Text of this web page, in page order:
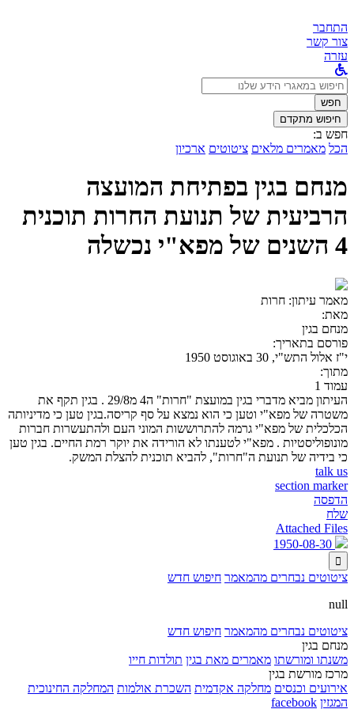
התחבר
צור קשר
עזרה
לחפש
ב:חפש
חיפוש מתקדם
חפש ב:
הכל מאמרים מלאים ציטוטים ארכיון
מנחם בגין בפתיחת המועצה
הרביעית של תנועת החרות תוכנית
4 השנים של מפא"י נכשלה
מאמר עיתון: חרות
מאת:
מנחם בגין
פורסם בתאריך:
י"ז אלול התש"י, 30 באוגוסט 1950
מתוך:
עמוד 1
העיתון מביא מדברי בגין במועצת "חרות" ה4 מ29/8 . בגין תקף את
משטרה של מפא"י וטען כי הוא נמצא על סף קריסה.בגין טען כי מדיניותה
הכלכלית של מפא"י גרמה להתרוששות המוני העם ולהתעשרות חברות
מונופוליסטיות . מפא"י לטענתו לא הורידה את יוקר רמת החיים. בגין טען
כי בידיה של תנועת ה"חרות", להביא תוכנית להצלת המשק.
talk us
section marker
הדפסה
שלח
Attached Files

ציטוטים נבחרים מהמאמר חיפוש חדש
null
ציטוטים נבחרים מהמאמר חיפוש חדש
מנחם בגין
משנתו ומורשתו מאמרים מאת בגין תולדות חייו
מרכז מורשת בגין
אירועים וכנסים מחלקה אקדמית השכרת אולמות המחלקה החינוכית
המגזין facebook